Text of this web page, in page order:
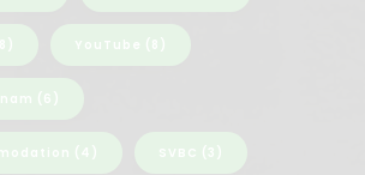
(8) YouTube (8)
(6)
(4) SVBC (3)